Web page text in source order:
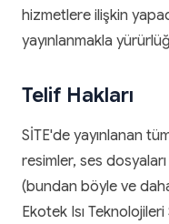
hizmetlere ilişkin
yayınlanmakla
Telif Hakları
SİTE'de yayınlanan
resimler, ses dosyaları
(bundan böyle ve
Ekotek Isı